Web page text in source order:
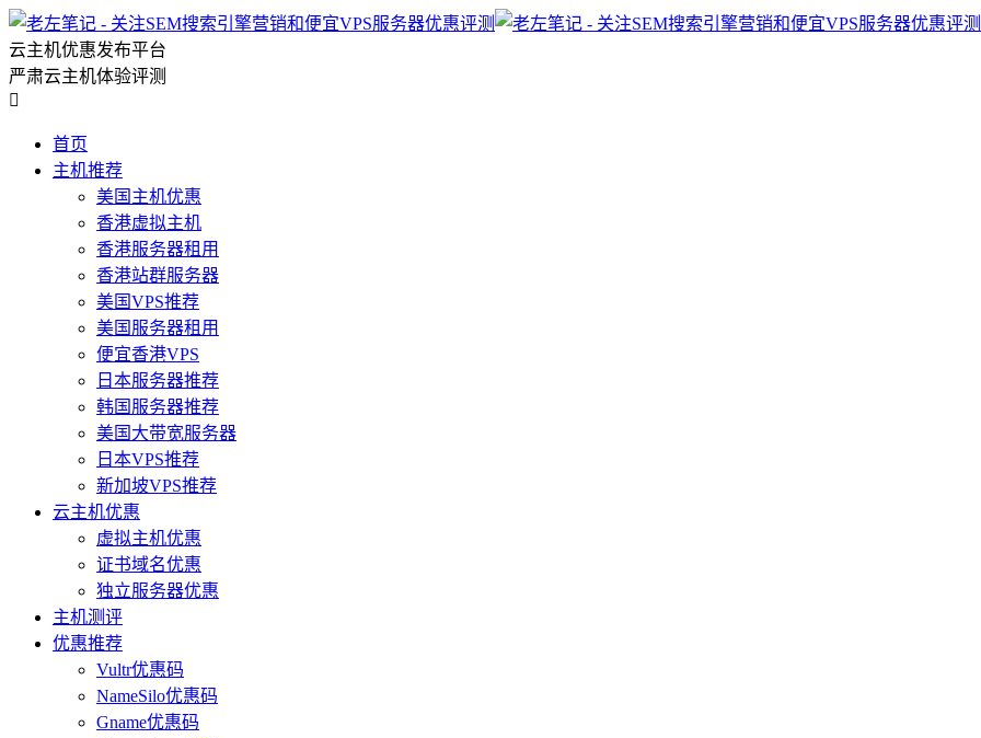
云主机优惠发布平台
严肃云主机体验评测

首页
主机推荐
美国主机优惠
香港虚拟主机
香港服务器租用
香港站群服务器
美国VPS推荐
美国服务器租用
便宜香港VPS
日本服务器推荐
韩国服务器推荐
美国大带宽服务器
日本VPS推荐
新加坡VPS推荐
云主机优惠
虚拟主机优惠
证书域名优惠
独立服务器优惠
主机测评
优惠推荐
Vultr优惠码
NameSilo优惠码
Gname优惠码